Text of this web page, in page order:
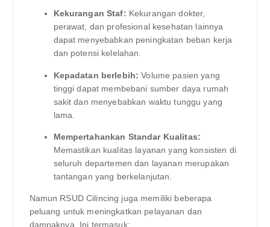
Kekurangan Staf: Kekurangan dokter,
perawat, dan profesional kesehatan lainnya
dapat menyebabkan peningkatan beban kerja
dan potensi kelelahan.
Kepadatan berlebih: Volume pasien yang
tinggi dapat membebani sumber daya rumah
sakit dan menyebabkan waktu tunggu yang
lama.
Mempertahankan Standar Kualitas:
Memastikan kualitas layanan yang konsisten di
seluruh departemen dan layanan merupakan
tantangan yang berkelanjutan.
Namun RSUD Cilincing juga memiliki beberapa
peluang untuk meningkatkan pelayanan dan
dampaknya. Ini termasuk: